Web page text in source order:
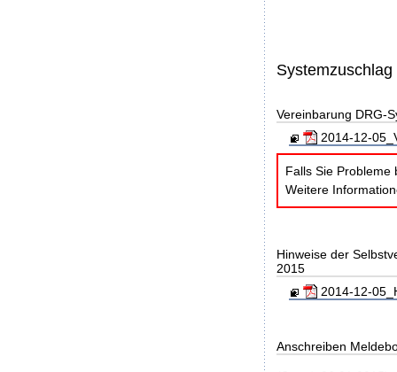
Systemzuschlag
Vereinbarung DRG-
2014-12-
Falls Sie Probleme
Weitere
Hinweise der
2015
2014-12-
Anschreiben